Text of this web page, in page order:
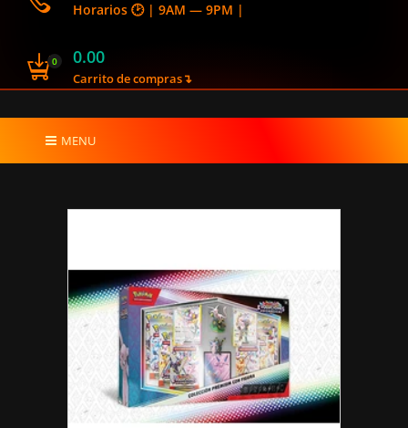
Horarios 🕑 | 9AM — 9PM |
0 0.00
Carrito de compras↴
MENU